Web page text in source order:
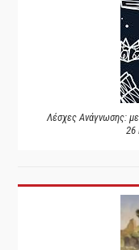
Λέσχες Ανάγνωσης:
26